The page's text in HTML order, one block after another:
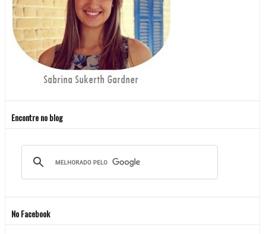
Encontre no blog
No Facebook